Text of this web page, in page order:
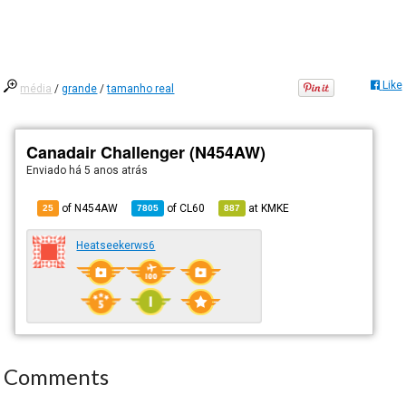
média /grande /tamanho real Like
Canadair Challenger (N454AW)
Enviado há5 anos atrás
25 of N454AW 7805 ofCL60 887 atKMKE
Heatseekerws6
Comments